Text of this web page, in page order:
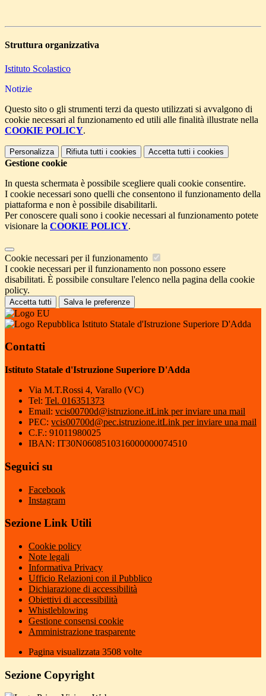
Struttura organizzativa
Istituto Scolastico
Notizie
Questo sito o gli strumenti terzi da questo utilizzati si avvalgono di
cookie necessari al funzionamento ed utili alle finalità illustrate nella
COOKIE POLICY.
Personalizza Rifiuta tutti i cookies Accetta tutti i cookies
Gestione cookie
In questa schermata è possibile scegliere quali cookie consentire.
I cookie necessari sono quelli che consentono il funzionamento della
piattaforma e non è possibile disabilitarli.
Per conoscere quali sono i cookie necessari al funzionamento potete
visionare la COOKIE POLICY.
Cookie necessari per il funzionamento
I cookie necessari per il funzionamento non possono essere
disabilitati. È possibile consultare l'elenco nella pagina della cookie
policy.
Accetta tutti Salva le preferenze
Istituto Statale d'Istruzione Superiore D'Adda
Contatti
Istituto Statale d'Istruzione Superiore D'Adda
Via M.T.Rossi 4, Varallo (VC)
Tel: Tel. 016351373
Email: vcis00700d@istruzione.itLink per inviare una mail
PEC: vcis00700d@pec.istruzione.itLink per inviare una mail
C.F.: 91011980025
IBAN: IT30N0608510316000000074510
Seguici su
Facebook
Instagram
Sezione Link Utili
Cookie policy
Note legali
Informativa Privacy
Ufficio Relazioni con il Pubblico
Dichiarazione di accessibilità
Obiettivi di accessibilità
Whistleblowing
Gestione consensi cookie
Amministrazione trasparente
Pagina visualizzata 3508 volte
Sezione Copyright